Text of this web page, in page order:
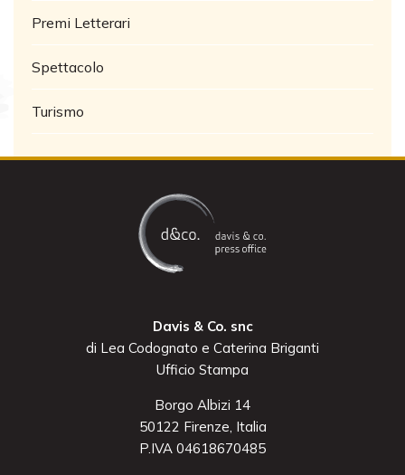
Premi Letterari
Spettacolo
Turismo
Davis & Co. snc
di Lea Codognato e Caterina Briganti
Ufficio Stampa
Borgo Albizi 14
50122 Firenze, Italia
P.IVA 04618670485